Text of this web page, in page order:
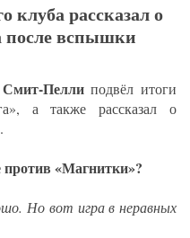
рассказал о
после вспышки
Пеллиподвёл итоги
а также рассказал о
«Магнитки»?
Но вот игра в неравных